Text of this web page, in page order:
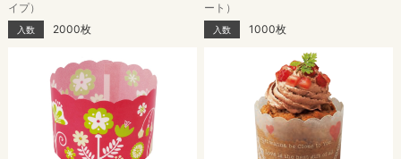
イプ）
入数 2000枚
ート）
入数 1000枚